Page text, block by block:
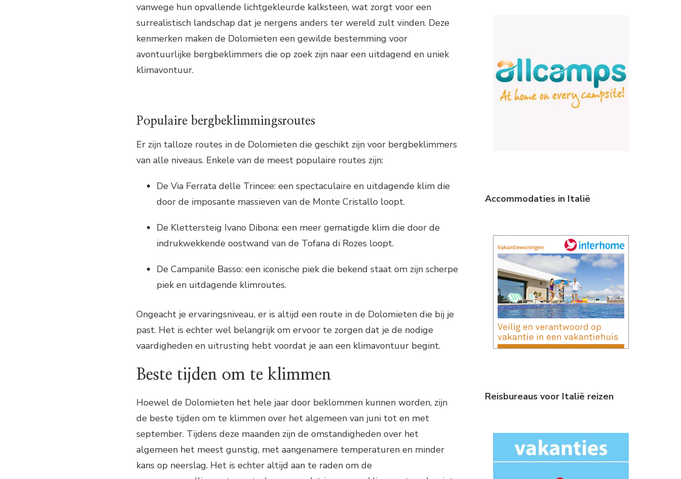
vanwege hun opvallende lichtgekleurde kalksteen, wat zorgt voor een
surrealistisch landschap dat je nergens anders ter wereld zult vinden. Deze
kenmerken maken de Dolomieten een gewilde bestemming voor
avontuurlijke bergbeklimmers die op zoek zijn naar een uitdagend en uniek
klimavontuur.
Populaire bergbeklimmingsroutes
Er zijn talloze routes in de Dolomieten die geschikt zijn voor bergbeklimmers
van alle niveaus. Enkele van de meest populaire routes zijn:
De Via Ferrata delle Trincee: een spectaculaire en uitdagende klim die
door de imposante massieven van de Monte Cristallo loopt.
De Klettersteig Ivano Dibona: een meer gematigde klim die door de
indrukwekkende oostwand van de Tofana di Rozes loopt.
De Campanile Basso: een iconische piek die bekend staat om zijn scherpe
piek en uitdagende klimroutes.
Ongeacht je ervaringsniveau, er is altijd een route in de Dolomieten die bij je
past. Het is echter wel belangrijk om ervoor te zorgen dat je de nodige
vaardigheden en uitrusting hebt voordat je aan een klimavontuur begint.
Beste tijden om te klimmen
Hoewel de Dolomieten het hele jaar door beklommen kunnen worden, zijn
de beste tijden om te klimmen over het algemeen van juni tot en met
september. Tijdens deze maanden zijn de omstandigheden over het
algemeen het meest gunstig, met aangenamere temperaturen en minder
kans op neerslag. Het is echter altijd aan te raden om de
Accommodaties in Italië
Reisbureaus voor Italië reizen